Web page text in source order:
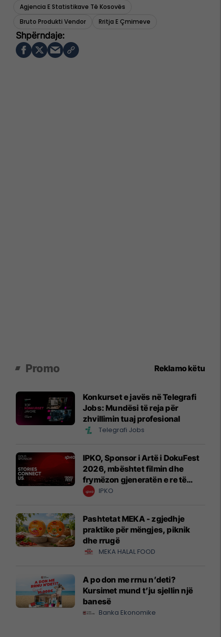
Agjencia E Statistikave Të Kosovës
Bruto Produkti Vendor
Rritja E Çmimeve
Promo Reklamo këtu
Konkurset e javës në Telegrafi
Jobs: Mundësi të reja për
zhvillimin tuaj profesional
Telegrafi Jobs
IPKO, Sponsor i Artë i DokuFest
2026, mbështet filmin dhe
frymëzon gjeneratën e re të
krijuesve
IPKO
Pashtetat MEKA - zgjedhje
praktike për mëngjes, piknik
dhe rrugë
MEKA HALAL FOOD
A po don me rrnu n’deti?
Kursimet mund t’ju sjellin një
banesë
Banka Ekonomike